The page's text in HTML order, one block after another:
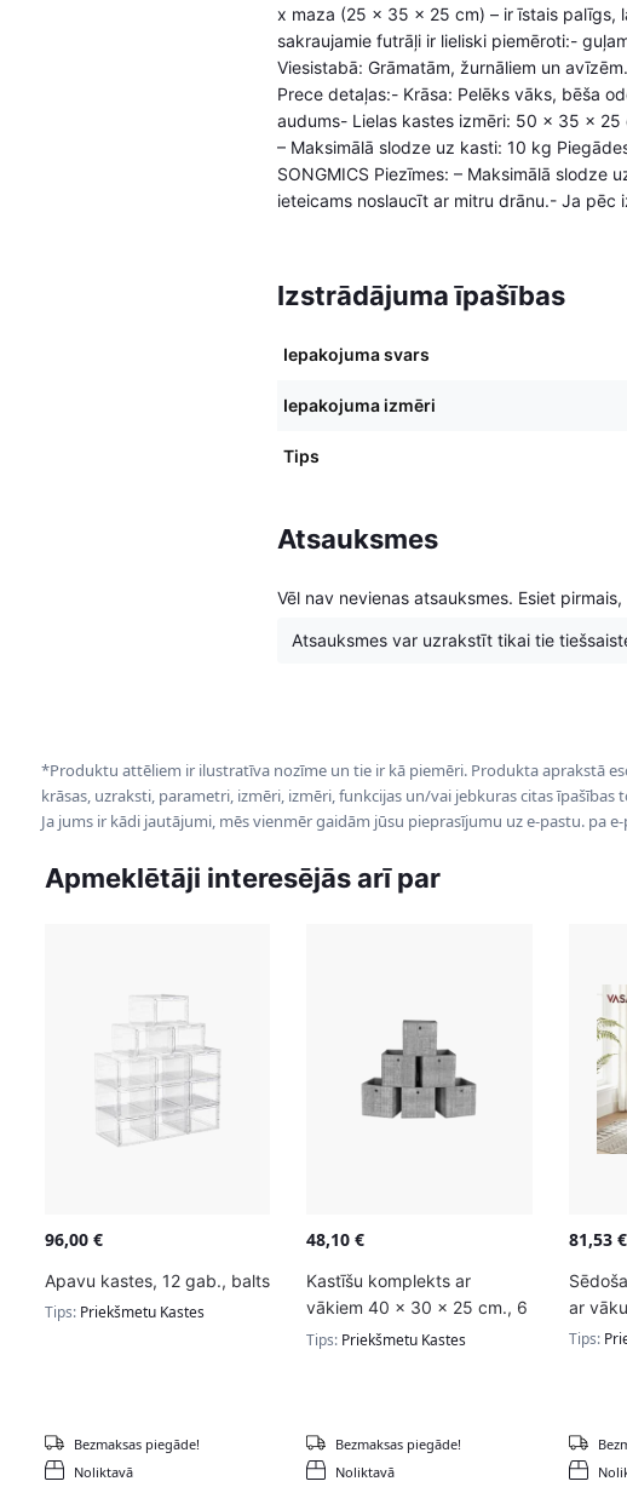
x maza (25 x 35 x 25 cm) – ir īstais palīgs,
sakraujamie futrāļi ir lieliski piemēroti:-
Viesistabā: Grāmatām, žurnāliem un
Prece detaļas:- Krāsa: Pelēks vāks, bēša
audums- Lielas kastes izmēri: 50 x 35 x 25
– Maksimālā slodze uz kasti: 10 kg
SONGMICS Piezīmes: – Maksimālā
ieteicams noslaucīt ar mitru drānu.- Ja
Izstrādājuma īpašības
Iepakojuma svars
Iepakojuma izmēri
Tips
Atsauksmes
Vēl nav nevienas atsauksmes. Esiet
Atsauksmes var uzrakstīt tikai tie
*Produktu attēliem ir ilustratīva nozīme un tie ir kā piemēri. Produkta aprakstā
krāsas, uzraksti, parametri, izmēri, izmēri, funkcijas un/vai jebkuras citas
Ja jums ir kādi jautājumi, mēs vienmēr gaidām jūsu pieprasījumu uz e-pastu. pa
Apmeklētāji interesējās arī par
96,00 €
Apavu kastes, 12 gab., balts
Tips: Priekšmetu Kastes
Noliktavā
Bezmaksas piegāde!
48,10€
Kastīšu komplekts ar
vākiem 40 x 30 x 25 cm., 6
daļas, pelēkā krāsā
Tips: Priekšmetu Kastes
Noliktavā
Bezmaksas piegāde!
81,53 €
ar
Tips: